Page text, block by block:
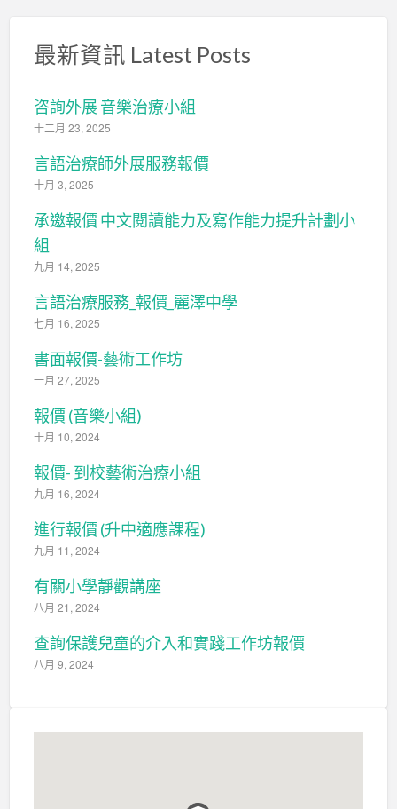
最新資訊 Latest Posts
咨詢外展 音樂治療小組
十二月 23, 2025
言語治療師外展服務報價
十月 3, 2025
承邀報價 中文閱讀能力及寫作能力提升計劃小
組
九月 14, 2025
言語治療服務_報價_麗澤中學
七月 16, 2025
書面報價-藝術工作坊
一月 27, 2025
報價 (音樂小組)
十月 10, 2024
報價- 到校藝術治療小組
九月 16, 2024
進行報價 (升中適應課程)
九月 11, 2024
有關小學靜觀講座
八月 21, 2024
查詢保護兒童的介入和實踐工作坊報價
八月 9, 2024